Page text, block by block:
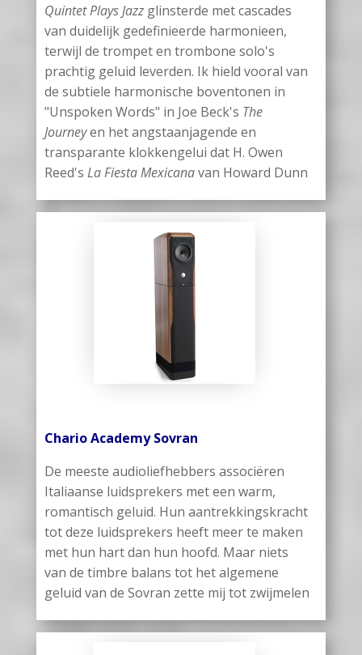
Quintet Plays Jazz glinsterde met cascades
van duidelijk gedefinieerde harmonieen,
terwijl de trompet en trombone solo's
prachtig geluid leverden. Ik hield vooral van
de subtiele harmonische boventonen in
"Unspoken Words" in Joe Beck's The
Journeyen het angstaanjagende en
transparante klokkengelui dat H. Owen
Reed's La Fiesta Mexicanavan Howard Dunn
Chario Academy Sovran
De meeste audioliefhebbers associëren
Italiaanse luidsprekers met een warm,
romantisch geluid. Hun aantrekkingskracht
tot deze luidsprekers heeft meer te maken
met hun hart dan hun hoofd. Maar niets
van de timbre balans tot het algemene
geluid van de Sovran zette mij tot zwijmelen